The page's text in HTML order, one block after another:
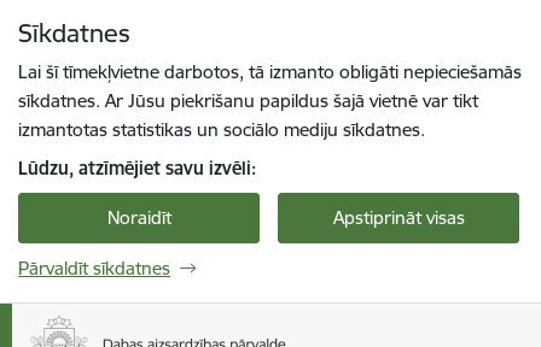
Sīkdatnes
Lai šī tīmekļvietne darbotos, tā izmanto obligāti nepieciešamās
sīkdatnes. Ar Jūsu piekrišanu papildus šajā vietnē var tikt
izmantotas statistikas un sociālo mediju sīkdatnes.
Lūdzu, atzīmējiet savu izvēli:
Noraidīt Apstiprināt visas
Pārvaldīt sīkdatnes